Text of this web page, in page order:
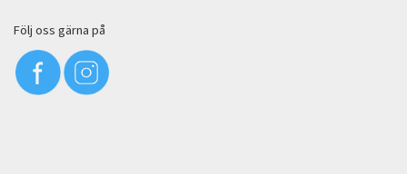
Följ oss gärna på